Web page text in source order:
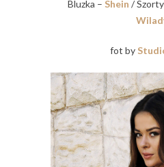
Bluzka – Shein /
fot by